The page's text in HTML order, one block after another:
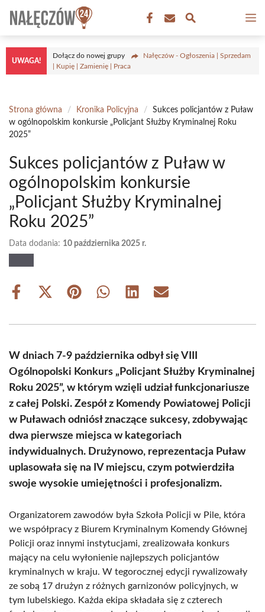
treści
UWAGA!
Dołącz do nowej grupy
Nałęczów - Ogłoszenia | Sprzedam
| Kupię | Zamienię | Praca
Strona główna / Kronika Policyjna /
Sukces policjantów z Puław
w ogólnopolskim konkursie „Policjant Służby Kryminalnej Roku
2025”
Sukces policjantów z Puław w
ogólnopolskim konkursie
„Policjant Służby Kryminalnej
Roku 2025”
Data dodania: 10 października 2025 r.
Share
Share
(Twitter)
Share Share Share Share
W dniach 7-9 października odbył się VIII
Ogólnopolski Konkurs „Policjant Służby Kryminalnej
Roku 2025”, w którym wzięli udział funkcjonariusze
z całej Polski. Zespół z Komendy Powiatowej Policji
w Puławach odniósł znaczące sukcesy, zdobywając
dwa pierwsze miejsca w kategoriach
indywidualnych. Drużynowo, reprezentacja Puław
uplasowała się na IV miejscu, czym potwierdziła
swoje wysokie umiejętności i profesjonalizm.
Organizatorem zawodów była Szkoła Policji w Pile, która
we współpracy z Biurem Kryminalnym Komendy Głównej
Policji oraz innymi instytucjami, zrealizowała konkurs
mający na celu wyłonienie najlepszych policjantów
kryminalnych w kraju. W tegorocznej edycji rywalizowały
ze sobą 17 drużyn z różnych garnizonów policyjnych, w
tym lubelskiego. Każda ekipa składała się z czterech